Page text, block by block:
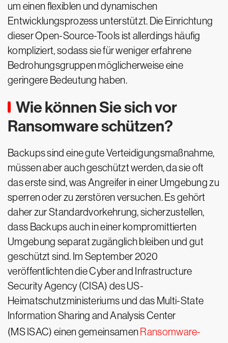
um einen flexiblen und dynamischen
Entwicklungsprozess unterstützt. Die Einrichtung
dieser Open-Source-Tools ist allerdings häufig
kompliziert, sodass sie für weniger erfahrene
Bedrohungsgruppen möglicherweise eine
geringere Bedeutung haben.
Wie können Sie sich vor
Ransomware schützen?
Backups sind eine gute Verteidigungsmaßnahme,
müssen aber auch geschützt werden, da sie oft
das erste sind, was Angreifer in einer Umgebung zu
sperren oder zu zerstören versuchen. Es gehört
daher zur Standardvorkehrung, sicherzustellen,
dass Backups auch in einer kompromittierten
Umgebung separat zugänglich bleiben und gut
geschützt sind. Im September 2020
veröffentlichten die Cyber and Infrastructure
Security Agency (CISA) des US-
Heimatschutzministeriums und das Multi-State
Information Sharing and Analysis Center
(MS ISAC) einen gemeinsamen Ransomware-